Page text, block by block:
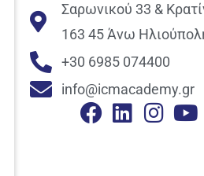
Σαρωνικού 33 &
163 45 Άνω
+30 6985 074400
info@icmacademy.gr